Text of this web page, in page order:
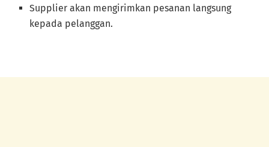
Supplier akan mengirimkan pesanan langsung
kepada pelanggan.